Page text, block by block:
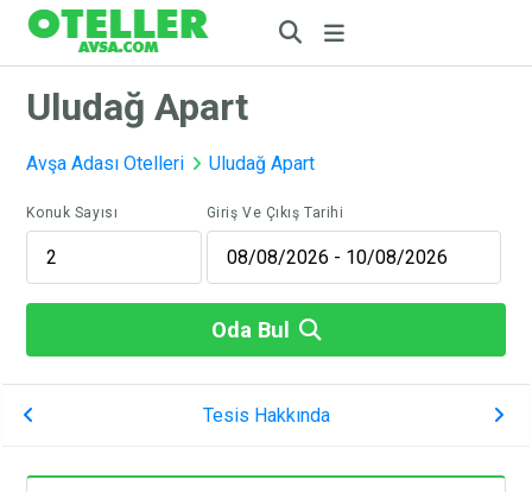
Uludağ Apart
Avşa Adası Otelleri Uludağ Apart
Konuk Sayısı Giriş Ve Çıkış Tarihi
Oda Bul
Tesis Hakkında